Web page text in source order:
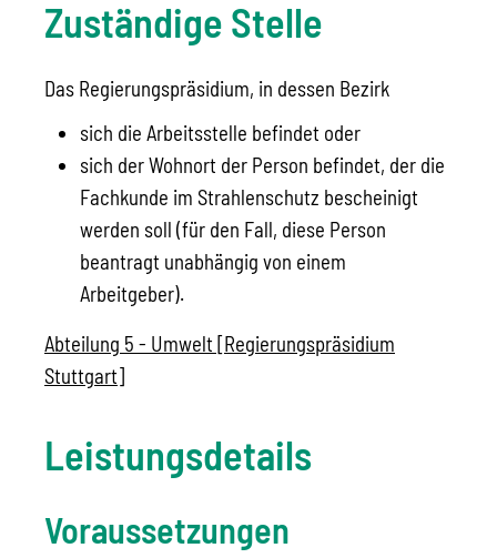
Zuständige Stelle
Das Regierungspräsidium, in dessen Bezirk
sich die Arbeitsstelle befindet oder
sich der Wohnort der Person befindet, der die
Fachkunde im Strahlenschutz bescheinigt
werden soll (für den Fall, diese Person
beantragt unabhängig von einem
Arbeitgeber).
Abteilung 5 - Umwelt [Regierungspräsidium
Stuttgart]
Leistungsdetails
Voraussetzungen